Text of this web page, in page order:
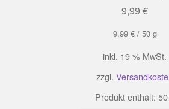
9,99 €
9,99 €/ 50 g
inkl. 19 % MwSt.
zzgl.
Produkt enthält: 50